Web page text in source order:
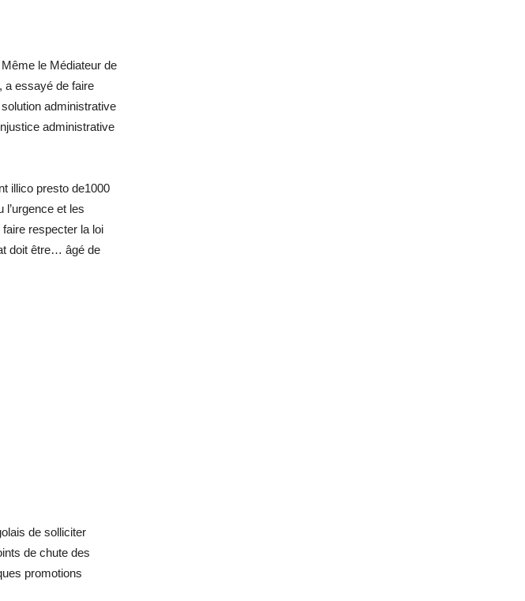
le Médiateur de
a essayé de faire
administrative
administrative
illico presto de1000
et les
faire respecter la loi
doit être… âgé de
de solliciter
de chute des
promotions